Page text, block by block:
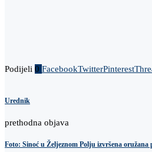
Podijeli 0 FacebookTwitterPinterest
Urednik
prethodna objava
Foto: Sinoć u Željeznom Polju izvršena